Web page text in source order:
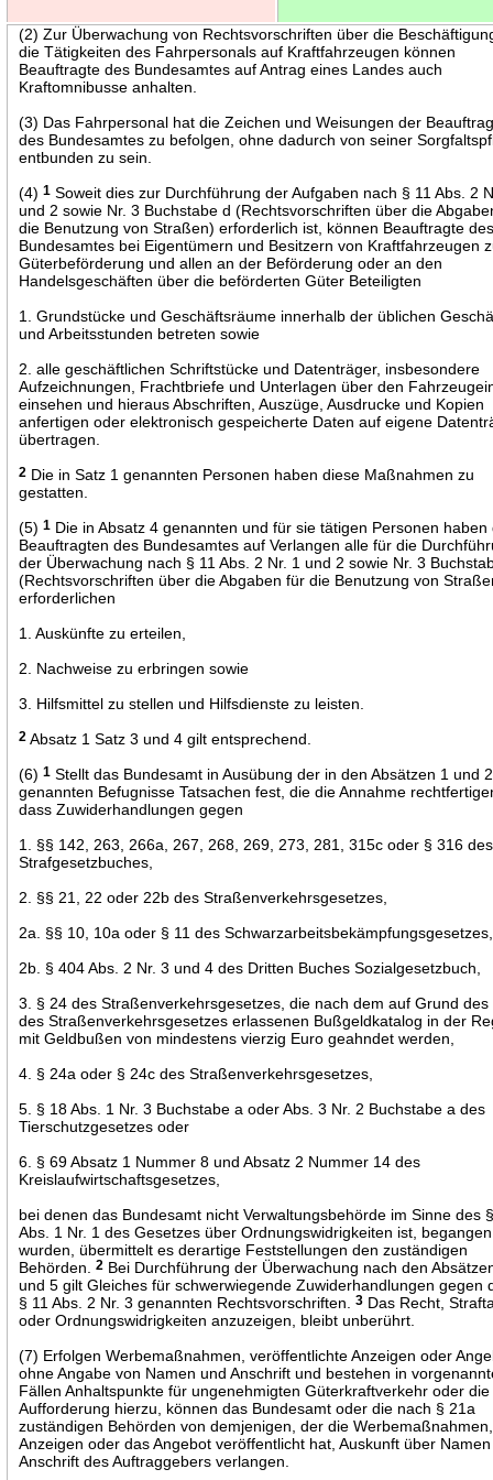
(2) Zur Überwachung von Rechtsvorschriften über die
die Tätigkeiten des Fahrpersonals auf Kraftfahrzeugen können
Beauftragte des Bundesamtes auf Antrag eines Landes auch
Kraftomnibusse anhalten.
(3) Das Fahrpersonal hat die Zeichen und Weisungen der
des Bundesamtes zu befolgen, ohne dadurch von seiner
entbunden zu sein.
(4)1 Soweit dies zur Durchführung der Aufgaben nach § 11 Abs. 2
und 2 sowie Nr. 3 Buchstabe d (Rechtsvorschriften über die
die Benutzung von Straßen) erforderlich ist, können Beauftragte
Bundesamtes bei Eigentümern und Besitzern von Kraftfahrzeugen
Güterbeförderung und allen an der Beförderung oder an den
Handelsgeschäften über die beförderten Güter Beteiligten
1. Grundstücke und Geschäftsräume innerhalb der üblichen
und Arbeitsstunden betreten sowie
2. alle geschäftlichen Schriftstücke und Datenträger, insbesondere
Aufzeichnungen, Frachtbriefe und Unterlagen über den
einsehen und hieraus Abschriften, Auszüge, Ausdrucke und Kopien
anfertigen oder elektronisch gespeicherte Daten auf eigene
übertragen.
2 Die in Satz 1 genannten Personen haben diese Maßnahmen zu
gestatten.
(5)1 Die in Absatz 4 genannten und für sie tätigen Personen haben
Beauftragten des Bundesamtes auf Verlangen alle für die
der Überwachung nach § 11 Abs. 2 Nr. 1 und 2 sowie Nr. 3
(Rechtsvorschriften über die Abgaben für die Benutzung von
erforderlichen
1. Auskünfte zu erteilen,
2. Nachweise zu erbringen sowie
3. Hilfsmittel zu stellen und Hilfsdienste zu leisten.
2 Absatz 1 Satz 3 und 4 gilt entsprechend.
(6)1 Stellt das Bundesamt in Ausübung der in den Absätzen 1 und 2
genannten Befugnisse Tatsachen fest, die die Annahme
dass Zuwiderhandlungen gegen
1. §§ 142, 263, 266a, 267, 268, 269, 273, 281, 315c oder § 316 des
Strafgesetzbuches,
2. §§ 21, 22 oder 22b des Straßenverkehrsgesetzes,
2a. §§ 10, 10a oder § 11 des Schwarzarbeitsbekämpfungsgesetzes,
2b. § 404 Abs. 2 Nr. 3 und 4 des Dritten Buches Sozialgesetzbuch,
3. § 24 des Straßenverkehrsgesetzes, die nach dem auf Grund des
des Straßenverkehrsgesetzes erlassenen Bußgeldkatalog in der
mit Geldbußen von mindestens vierzig Euro geahndet werden,
4. § 24a oder § 24c des Straßenverkehrsgesetzes,
5. § 18 Abs. 1 Nr. 3 Buchstabe a oder Abs. 3 Nr. 2 Buchstabe a des
Tierschutzgesetzes oder
6. § 69 Absatz 1 Nummer 8 und Absatz 2 Nummer 14 des
Kreislaufwirtschaftsgesetzes,
bei denen das Bundesamt nicht Verwaltungsbehörde im Sinne des
Abs. 1 Nr. 1 des Gesetzes über Ordnungswidrigkeiten ist, begangen
wurden, übermittelt es derartige Feststellungen den zuständigen
Behörden.2 Bei Durchführung der Überwachung nach den
und 5 gilt Gleiches für schwerwiegende Zuwiderhandlungen gegen
§ 11 Abs. 2 Nr. 3 genannten Rechtsvorschriften.3 Das Recht,
oder Ordnungswidrigkeiten anzuzeigen, bleibt unberührt.
(7) Erfolgen Werbemaßnahmen, veröffentlichte Anzeigen oder
ohne Angabe von Namen und Anschrift und bestehen in
Fällen Anhaltspunkte für ungenehmigten Güterkraftverkehr oder die
Aufforderung hierzu, können das Bundesamt oder die nach § 21a
zuständigen Behörden von demjenigen, der die
Anzeigen oder das Angebot veröffentlicht hat, Auskunft über
Anschrift des Auftraggebers verlangen.